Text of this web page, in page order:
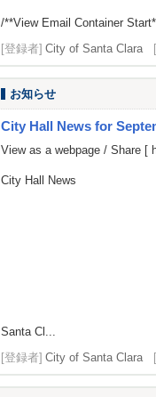
/**View Email Container
[登録者] City of Santa Clara
お知らせ
City Hall News for
View as a webpage / Share [
City Hall News
Santa Cl...
[登録者] City of Santa Clara